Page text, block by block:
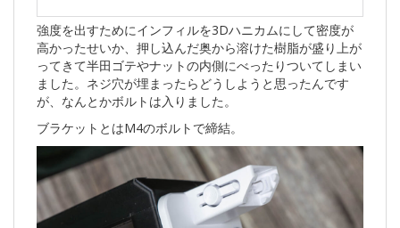
強度を出すためにインフィルを3Dハニカムにして密度が
高かったせいか、押し込んだ奥から溶けた樹脂が盛り上が
ってきて半田ゴテやナットの内側にべったりついてしまい
ました。ネジ穴が埋まったらどうしようと思ったんです
が、なんとかボルトは入りました。
ブラケットとはM4のボルトで締結。